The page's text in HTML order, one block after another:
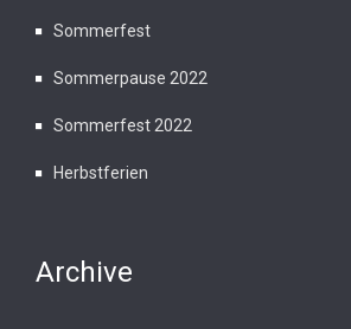
Sommerfest
Sommerpause 2022
Sommerfest 2022
Herbstferien
Archive